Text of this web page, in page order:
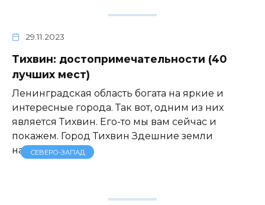
29.11.2023
Тихвин: достопримечательности (40
лучших мест)
Ленинградская область богата на яркие и
интересные города. Так вот, одним из них
является Тихвин. Его-то мы вам сейчас и
покажем. Город Тихвин Здешние земли
начинают свою
СЕВЕРО-ЗАПАД